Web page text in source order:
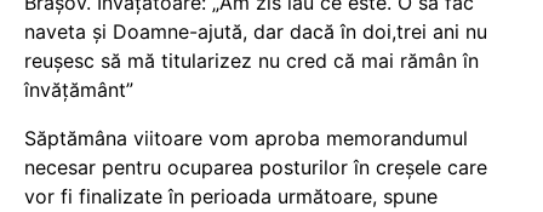
naveta și Doamne-ajută, dar dacă în doi,trei ani nu
reușesc să mă titularizez nu cred că mai rămân în
învățământ”
Săptămâna viitoare vom aproba memorandumul
necesar pentru ocuparea posturilor în creșele care
vor fi finalizate în perioada următoare, spune